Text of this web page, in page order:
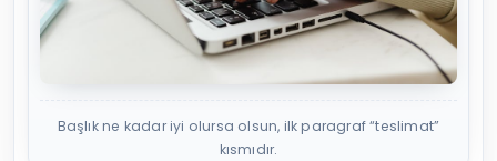
Başlık ne kadar iyi olursa olsun, ilk paragraf “teslimat”
kısmıdır.